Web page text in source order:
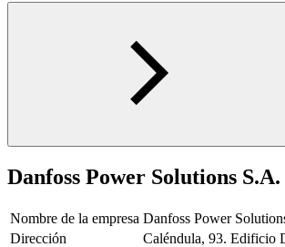
Danfoss Power Solutions S.A.
Nombre de la empresa Danfoss Power
Dirección
Caléndula, 93. Edificio